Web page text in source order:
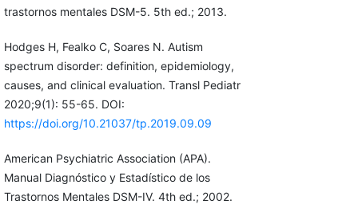
trastornos mentales DSM-5. 5th ed.; 2013.
Hodges H, Fealko C, Soares N. Autism
spectrum disorder: definition, epidemiology,
causes, and clinical evaluation. Transl Pediatr
2020;9(1): 55-65. DOI:
https://doi.org/10.21037/tp.2019.09.09
American Psychiatric Association (APA).
Manual Diagnóstico y Estadístico de los
Trastornos Mentales DSM-IV. 4th ed.; 2002.